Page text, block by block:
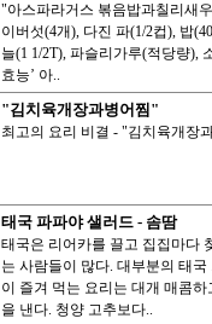
"아스파라거스 볶음밥과칠리새
이버섯(4개), 다진 파(1/2컵), 밥
늘(1 1/2T), 파슬리가루(적당량),
효능’ 아..
"김치육개장과병어찜"
최고의 요리 비결 - "김치육개장
태국 파파야 샐러드 - 솜땀
태국은 리어카를 끌고 집집마다
는 사람들이 많다. 대부분의 태
이 즐겨 먹는 요리는 대개 매콤
을 낸다. 청양 고추보다..